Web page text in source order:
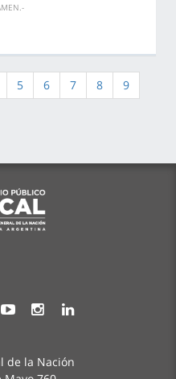
5 6 7 8
9
de la Nación